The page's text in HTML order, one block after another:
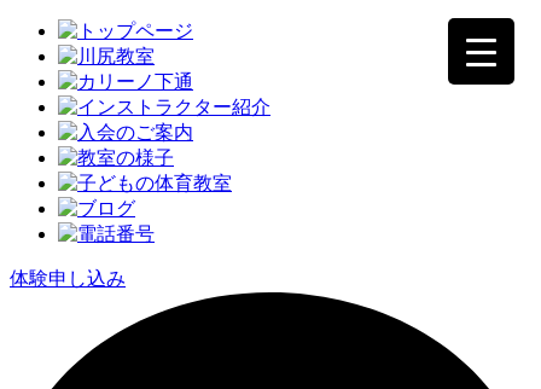
体験申し込み